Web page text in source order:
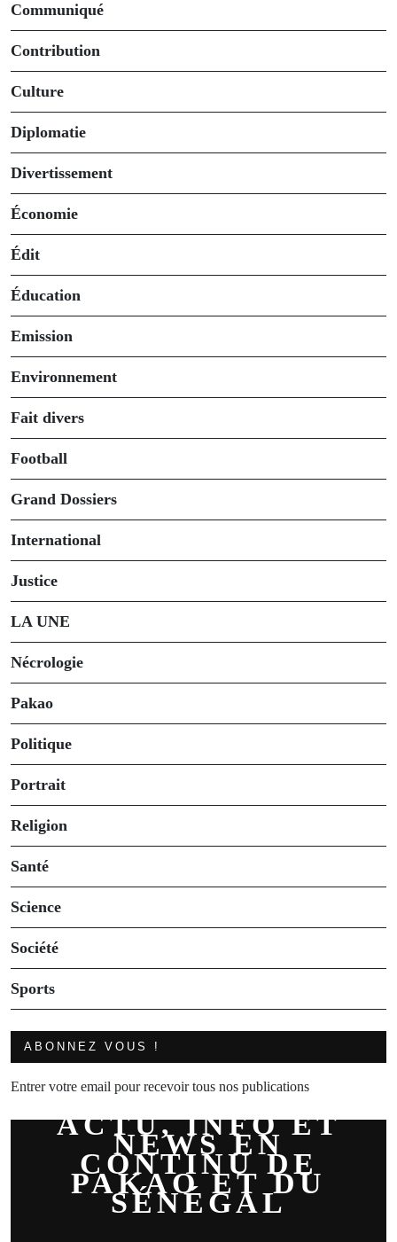
Communiqué
Contribution
Culture
Diplomatie
Divertissement
Économie
Édit
Éducation
Emission
Environnement
Fait divers
Football
Grand Dossiers
International
Justice
LA UNE
Nécrologie
Pakao
Politique
Portrait
Religion
Santé
Science
Société
Sports
ABONNEZ VOUS !
Entrer votre email pour recevoir tous nos publications
ACTU, INFO ET
NEWS EN
CONTINU DE
PAKAO ET DU
SÉNÉGAL